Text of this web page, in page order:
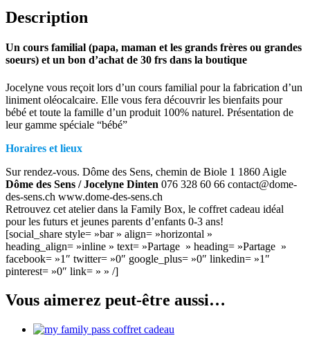
Description
Un cours familial (papa, maman et les grands frères ou grandes
soeurs) et un bon d’achat de 30 frs dans la boutique
Jocelyne vous reçoit lors d’un cours familial pour la fabrication d’un
liniment oléocalcaire. Elle vous fera découvrir les bienfaits pour
bébé et toute la famille d’un produit 100% naturel. Présentation de
leur gamme spéciale “bébé”
Horaires et lieux
Sur rendez-vous. Dôme des Sens, chemin de Biole 1 1860 Aigle
Dôme des Sens / Jocelyne Dinten 076 328 60 66 contact@dome-
des-sens.ch www.dome-des-sens.ch
Retrouvez cet atelier dans la Family Box, le coffret cadeau idéal
pour les futurs et jeunes parents d’enfants 0-3 ans!
[social_share style= »bar » align= »horizontal »
heading_align= »inline » text= »Partage » heading= »Partage »
facebook= »1″ twitter= »0″ google_plus= »0″ linkedin= »1″
pinterest= »0″ link= » » /]
Vous aimerez peut-être aussi…